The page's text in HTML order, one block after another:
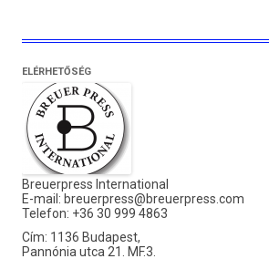
ELÉRHETŐSÉG
Breuerpress International
E-mail: breuerpress@breuerpress.com
Telefon: +36 30 999 4863
Cím: 1136 Budapest,
Pannónia utca 21. MF.3.